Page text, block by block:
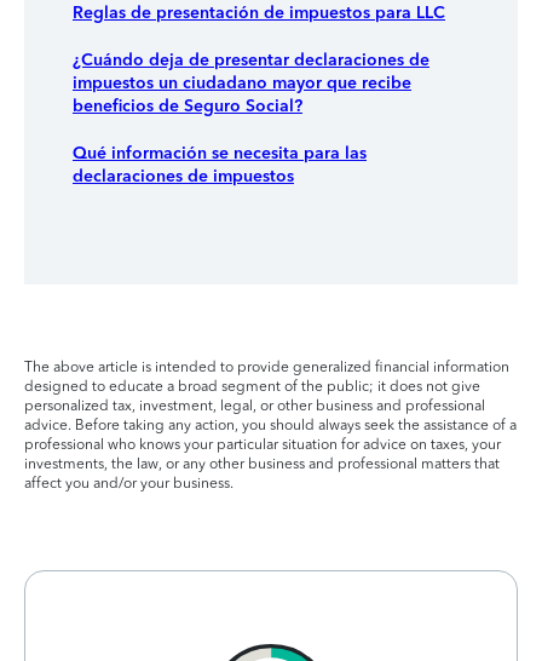
Reglas de presentación de impuestos para LLC
¿Cuándo deja de presentar declaraciones de
impuestos un ciudadano mayor que recibe
beneficios de Seguro Social?
Qué información se necesita para las
declaraciones de impuestos
The above article is intended to provide generalized financial information
designed to educate a broad segment of the public; it does not give
personalized tax, investment, legal, or other business and professional
advice. Before taking any action, you should always seek the assistance of a
professional who knows your particular situation for advice on taxes, your
investments, the law, or any other business and professional matters that
affect you and/or your business.